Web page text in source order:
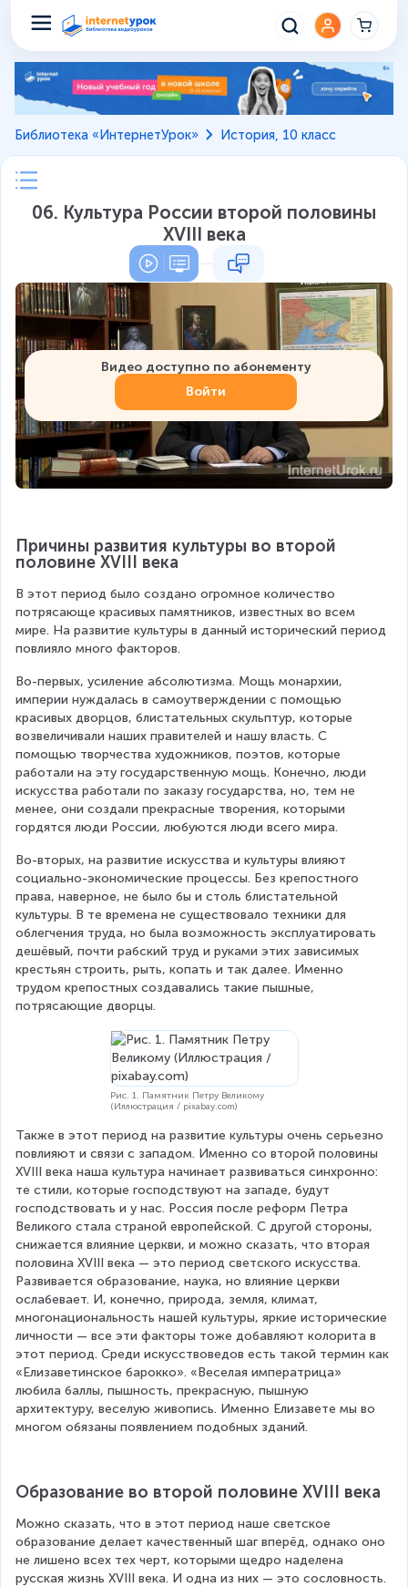
Библиотека «ИнтернетУрок» История, 10 класс
06. Культура России второй половины
XVIII века
Видео доступно по абонементу
Войти
Причины развития культуры во второй
половине XVIII века
В этот период было создано огромное количество
потрясающе красивых памятников, известных во всем
мире. На развитие культуры в данный исторический период
повлияло много факторов.
Во-первых, усиление абсолютизма. Мощь монархии,
империи нуждалась в самоутверждении с помощью
красивых дворцов, блистательных скульптур, которые
возвеличивали наших правителей и нашу власть. С
помощью творчества художников, поэтов, которые
работали на эту государственную мощь. Конечно, люди
искусства работали по заказу государства, но, тем не
менее, они создали прекрасные творения, которыми
гордятся люди России, любуются люди всего мира.
Во-вторых, на развитие искусства и культуры влияют
социально-экономические процессы. Без крепостного
права, наверное, не было бы и столь блистательной
культуры. В те времена не существовало техники для
облегчения труда, но была возможность эксплуатировать
дешёвый, почти рабский труд и руками этих зависимых
крестьян строить, рыть, копать и так далее. Именно
трудом крепостных создавались такие пышные,
потрясающие дворцы.
Рис. 1. Памятник Петру Великому
(Иллюстрация / pixabay.com)
Также в этот период на развитие культуры очень серьезно
повлияют и связи с западом. Именно со второй половины
XVIII века наша культура начинает развиваться синхронно:
те стили, которые господствуют на западе, будут
господствовать и у нас. Россия после реформ Петра
Великого стала страной европейской. С другой стороны,
снижается влияние церкви, и можно сказать, что вторая
половина XVIII века — это период светского искусства.
Развивается образование, наука, но влияние церкви
ослабевает. И, конечно, природа, земля, климат,
многонациональность нашей культуры, яркие исторические
личности — все эти факторы тоже добавляют колорита в
этот период. Среди искусствоведов есть такой термин как
«Елизаветинское барокко». «Веселая императрица»
любила баллы, пышность, прекрасную, пышную
архитектуру, веселую живопись. Именно Елизавете мы во
многом обязаны появлением подобных зданий.
Образование во второй половине XVIII века
Можно сказать, что в этот период наше светское
образование делает качественный шаг вперёд, однако оно
не лишено всех тех черт, которыми щедро наделена
русская жизнь XVIII века. И одна из них — это сословность.